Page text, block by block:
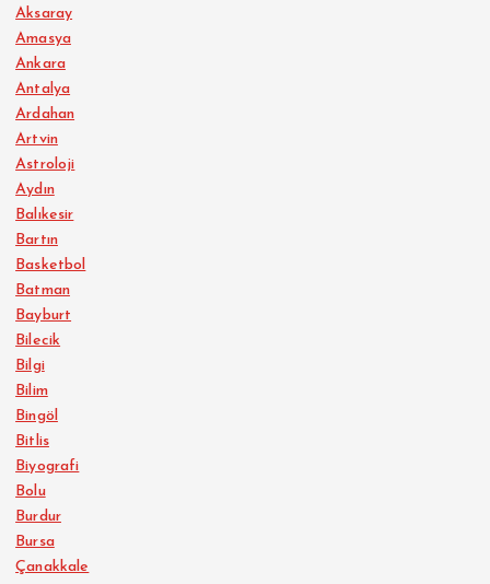
Aksaray
Amasya
Ankara
Antalya
Ardahan
Artvin
Astroloji
Aydın
Balıkesir
Bartın
Basketbol
Batman
Bayburt
Bilecik
Bilgi
Bilim
Bingöl
Bitlis
Biyografi
Bolu
Burdur
Bursa
Çanakkale